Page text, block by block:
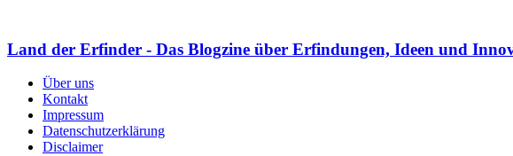
Land der Erfinder - Das Blogzine über Erfindungen, Ideen und
Über uns
Kontakt
Impressum
Datenschutzerklärung
Disclaimer